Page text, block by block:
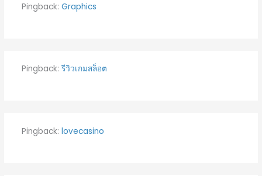
Pingback: Graphics
Pingback:รีวิวเกมสล็อต
Pingback: lovecasino